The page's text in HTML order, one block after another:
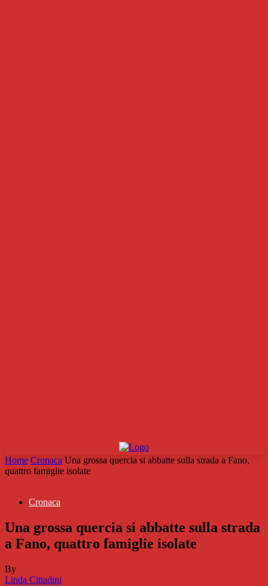
Home Cronaca Una grossa quercia si abbatte sulla strada a Fano,
quattro famiglie isolate
Cronaca
Una grossa quercia si abbatte sulla strada
a Fano, quattro famiglie isolate
By
Linda Cittadini